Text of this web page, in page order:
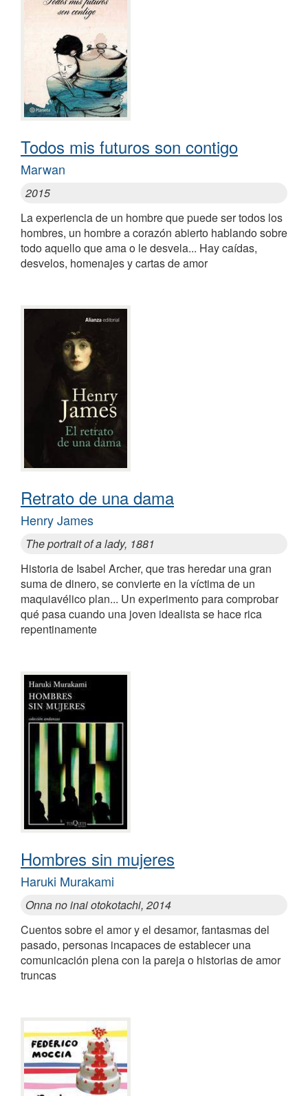
Todos mis futuros son contigo
Marwan
2015
La experiencia de un hombre que puede ser todos los
hombres, un hombre a corazón abierto hablando sobre
todo aquello que ama o le desvela... Hay caídas,
desvelos, homenajes y cartas de amor
Retrato de una dama
Henry James
The portrait of a lady, 1881
Historia de Isabel Archer, que tras heredar una gran
suma de dinero, se convierte en la víctima de un
maquiavélico plan... Un experimento para comprobar
qué pasa cuando una joven idealista se hace rica
repentinamente
Hombres sin mujeres
Haruki Murakami
Onna no inai otokotachi, 2014
Cuentos sobre el amor y el desamor, fantasmas del
pasado, personas incapaces de establecer una
comunicación plena con la pareja o historias de amor
truncas